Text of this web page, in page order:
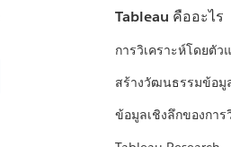
Tableau คืออะไร
การวิเคราะห์โดยตัว
สร้างวัฒนธรรมข้อมู
ข้อมูลเชิงลึกของการ